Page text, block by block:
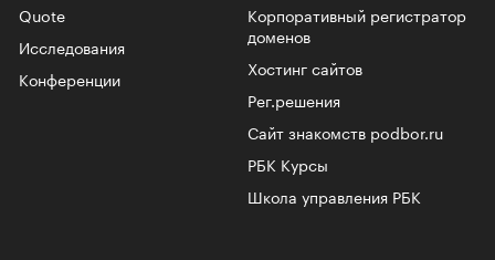
Корпоративный регистратор
доменов
Хостинг сайтов
Рег.решения
Сайт знакомств podbor.ru
РБК Курсы
Школа управления РБК
Quote
Исследования
Конференции